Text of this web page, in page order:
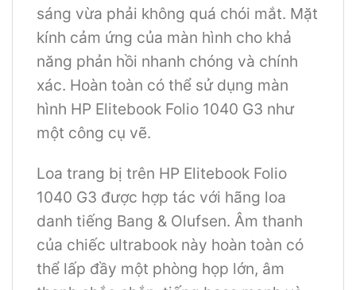
sáng vừa phải không quá chói mắt. Mặt
kính cảm ứng của màn hình cho khả
năng phản hồi nhanh chóng và chính
xác. Hoàn toàn có thể sử dụng màn
hình HP Elitebook Folio 1040 G3 như
một công cụ vẽ.
Loa trang bị trên HP Elitebook Folio
1040 G3 được hợp tác với hãng loa
danh tiếng Bang & Olufsen. Âm thanh
của chiếc ultrabook này hoàn toàn có
thể lấp đầy một phòng họp lớn, âm